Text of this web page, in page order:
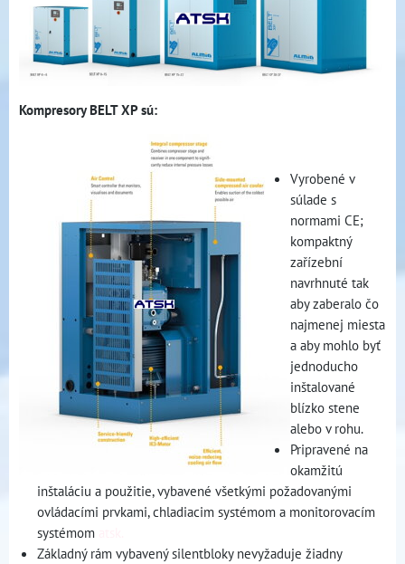
Kompresory BELT XP sú:
Vyrobené v
súlade s
normami CE;
kompaktný
zařízební
navrhnuté tak
aby zaberalo čo
najmenej miesta
a aby mohlo byť
jednoducho
inštalované
blízko stene
alebo v rohu.
Pripravené na
okamžitú
inštaláciu a použitie, vybavené všetkými požadovanými
ovládacími prvkami, chladiacim systémom a monitorovacím
systémom
Základný rám vybavený silentbloky nevyžaduje žiadny